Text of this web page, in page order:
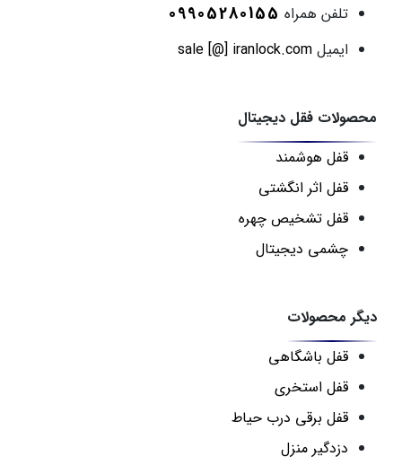
تلفن همراه 09905280155
ایمیل sale [@] iranlock.com
محصولات فقل دیجیتال
قفل هوشمند
قفل اثر انگشتی
قفل تشخیص چهره
چشمی دیجیتال
دیگر محصولات
قفل باشگاهی
قفل استخری
قفل برقی درب حیاط
دزدگیر منزل